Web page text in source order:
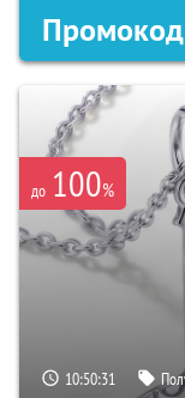
Промокод
до 100%
10:50:30